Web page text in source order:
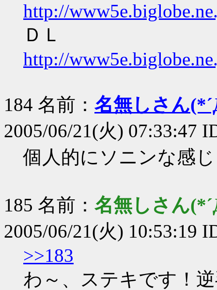
http://
ＤＬ
http://
184 名前： 名無しさん
2005/06/21(火) 07:33:47
個人的にソニンな感じ
185 名前： 名無しさん
2005/06/21(火) 10:53:19
>>183
わ～、ステキです！